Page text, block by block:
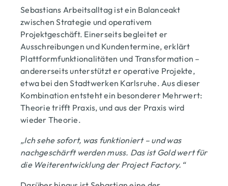
Sebastians Arbeitsalltag ist ein Balanceakt
zwischen Strategie und operativem
Projektgeschäft. Einerseits begleitet er
Ausschreibungen und Kundentermine, erklärt
Plattformfunktionalitäten und Transformation –
andererseits unterstützt er operative Projekte,
etwa bei den Stadtwerken Karlsruhe. Aus dieser
Kombination entsteht ein besonderer Mehrwert:
Theorie trifft Praxis, und aus der Praxis wird
wieder Theorie.
„Ich sehe sofort, was funktioniert – und was
nachgeschärft werden muss. Das ist Gold wert für
die Weiterentwicklung der Project Factory.“